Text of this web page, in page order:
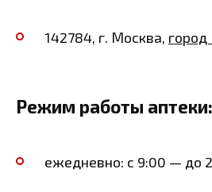
142784, г. Москва, город
Режим работы аптеки:
ежедневно: с 9:00 — до